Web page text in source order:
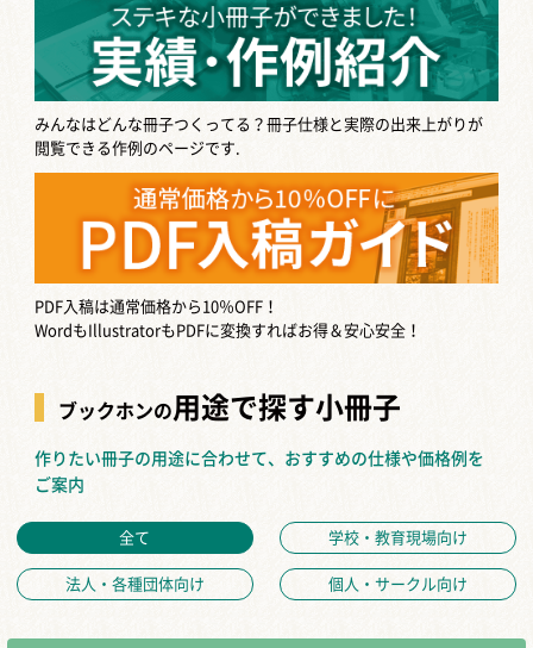
みんなはどんな冊子つくってる？冊子仕様と実際の出来上がりが
閲覧できる作例のページです.
PDF入稿は通常価格から10％OFF！
WordもIllustratorもPDFに変換すればお得＆安心安全！
ブックホンの用途で探す小冊子
作りたい冊子の用途に合わせて、おすすめの仕様や価格例を
ご案内
全て 学校・教育現場向け
法人・各種団体向け 個人・サークル向け